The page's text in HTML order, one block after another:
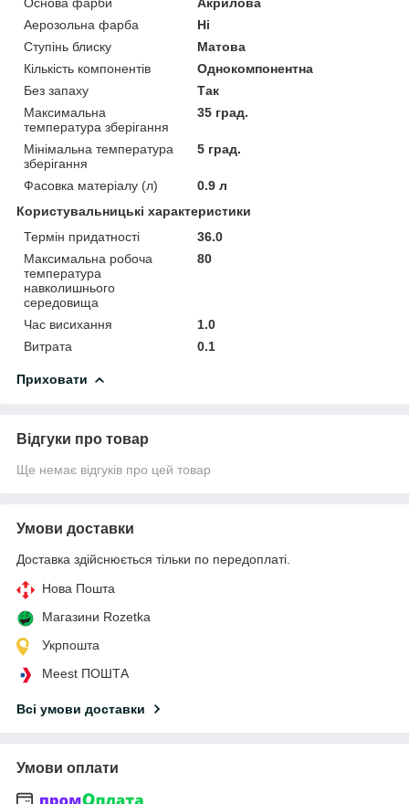
Аерозольна фарба
Ні
Ступінь блиску
Матова
Кількість компонентів
Однокомпонентна
Без запаху
Так
Максимальна
температура зберігання
35 град.
Мінімальна температура
зберігання
5 град.
Фасовка матеріалу (л)
0.9 л
Користувальницькі характеристики
Термін придатності
36.0
Максимальна робоча
температура
навколишнього
середовища
80
Час висихання
1.0
Витрата
0.1
Приховати
Відгуки про товар
Ще немає відгуків про цей товар
Умови доставки
Доставка здійснюється тільки по передоплаті.
Нова Пошта
Магазини Rozetka
Укрпошта
Meest ПОШТА
Всі умови доставки
Умови оплати